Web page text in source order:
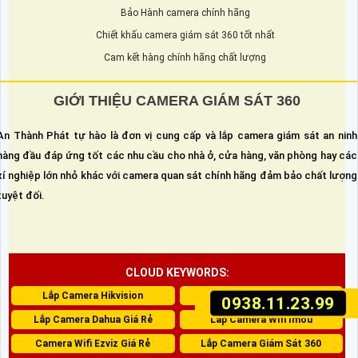
0938.11.23.99
Bảo Hành camera chính hãng
Chiết khấu camera giám sát 360 tốt nhất
Cam kết hàng chính hãng chất lượng
GIỚI THIỆU CAMERA GIÁM SÁT 360
Thành Phát tự hào là đơn vị cung cấp và lắp camera giám sát an ninh
đầu đáp ứng tốt các nhu cầu cho nhà ở, cửa hàng, văn phòng hay các
nghiệp lớn nhỏ khác với camera quan sát chính hãng đảm bảo chất lượng
đối.
CLOUD KEYWORDS:
Lắp Camera Hikvision Camera Kbvision Giá Rẻ
Lắp Camera Dahua Giá Rẻ Lắp Camera Wifi Imou
Camera Wifi Ezviz Giá Rẻ Lắp Camera Giám Sát 360